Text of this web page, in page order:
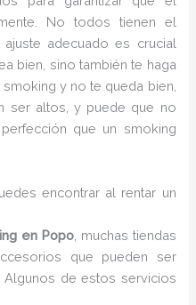
No todos tienen el
adecuado es crucial
bien, sino también te haga
y no te queda bien,
ser altos, y puede que no
que un smoking
encontrar al rentar un
en Popo, muchas tiendas
que pueden ser
de estos servicios